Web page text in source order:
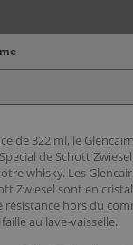
de 322 ml, le
de Schott
whisky. Les
Zwiesel sont en
résistance hors du
au lave-vaisselle.